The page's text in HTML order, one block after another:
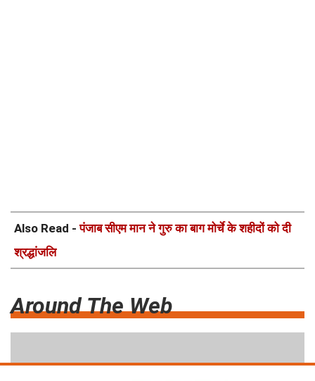
Also Read -पंजाब सीएम मान ने गुरु का बाग मोर्चे के शहीदों को दी
श्रद्धांजलि
Around The Web